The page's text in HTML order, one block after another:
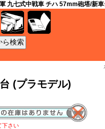
九七式中戦車 チハ 57mm砲塔/新
(プラモデル)
下さい
資材 ケース